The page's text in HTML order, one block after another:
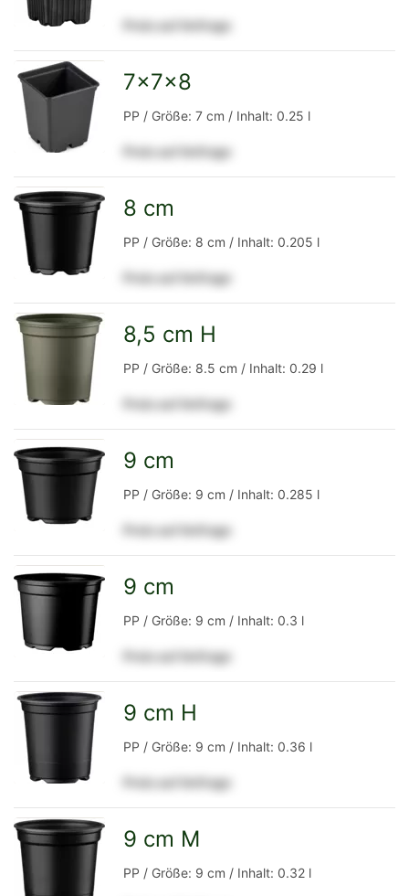
Detailseite
Preis auf Anfrage
Detailseite
7x7x8
PP / Größe: 7 cm / Inhalt: 0.25 l
Preis auf Anfrage
Detailseite
8 cm
PP / Größe: 8 cm / Inhalt: 0.205 l
Preis auf Anfrage
Detailseite
8,5 cm H
PP / Größe: 8.5 cm / Inhalt: 0.29 l
Preis auf Anfrage
Detailseite
9 cm
PP / Größe: 9 cm / Inhalt: 0.285 l
Preis auf Anfrage
Detailseite
9 cm
PP / Größe: 9 cm / Inhalt: 0.3 l
Preis auf Anfrage
Detailseite
9 cm H
PP / Größe: 9 cm / Inhalt: 0.36 l
Preis auf Anfrage
9 cm M
PP / Größe: 9 cm / Inhalt: 0.32 l